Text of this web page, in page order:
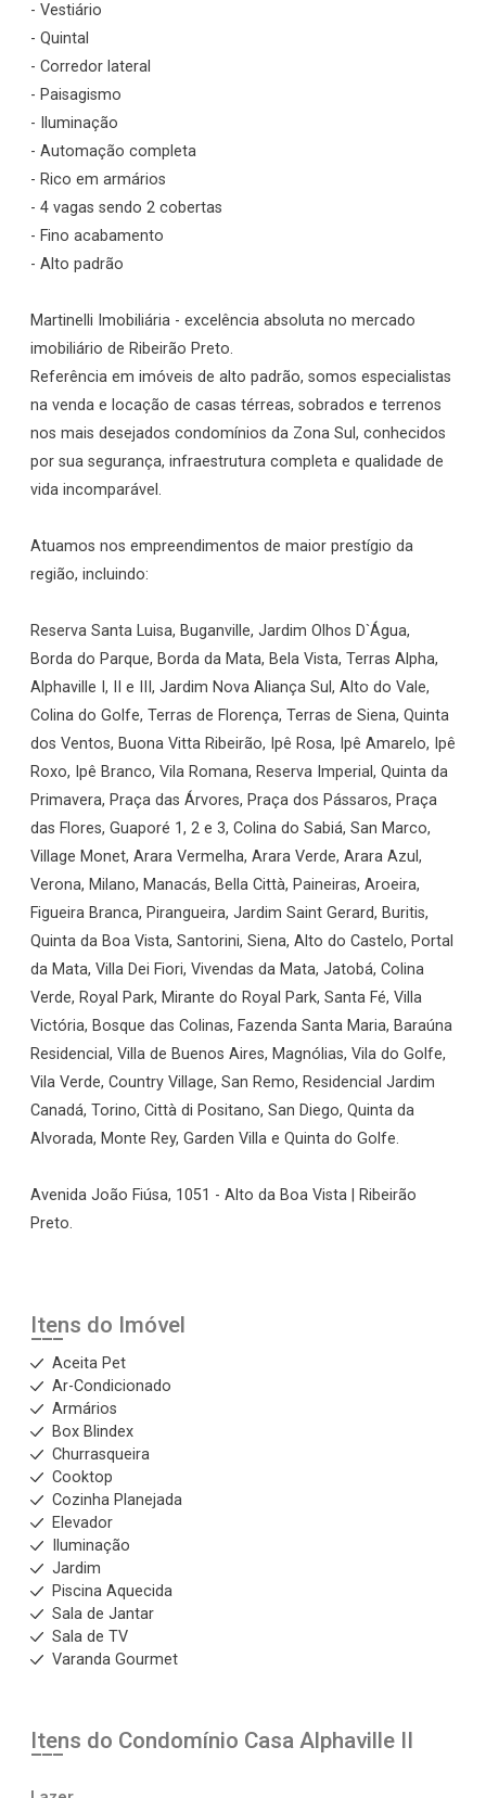
- Vestiário
- Quintal
- Corredor lateral
- Paisagismo
- Iluminação
- Automação completa
- Rico em armários
- 4 vagas sendo 2 cobertas
- Fino acabamento
- Alto padrão
Martinelli Imobiliária - excelência absoluta no mercado
imobiliário de Ribeirão Preto.
Referência em imóveis de alto padrão, somos especialistas
na venda e locação de casas térreas, sobrados e terrenos
nos mais desejados condomínios da Zona Sul, conhecidos
por sua segurança, infraestrutura completa e qualidade de
vida incomparável.
Atuamos nos empreendimentos de maior prestígio da
região, incluindo:
Reserva Santa Luisa, Buganville, Jardim Olhos D`Água,
Borda do Parque, Borda da Mata, Bela Vista, Terras Alpha,
Alphaville I, II e III, Jardim Nova Aliança Sul, Alto do Vale,
Colina do Golfe, Terras de Florença, Terras de Siena, Quinta
dos Ventos, Buona Vitta Ribeirão, Ipê Rosa, Ipê Amarelo, Ipê
Roxo, Ipê Branco, Vila Romana, Reserva Imperial, Quinta da
Primavera, Praça das Árvores, Praça dos Pássaros, Praça
das Flores, Guaporé 1, 2 e 3, Colina do Sabiá, San Marco,
Village Monet, Arara Vermelha, Arara Verde, Arara Azul,
Verona, Milano, Manacás, Bella Città, Paineiras, Aroeira,
Figueira Branca, Pirangueira, Jardim Saint Gerard, Buritis,
Quinta da Boa Vista, Santorini, Siena, Alto do Castelo, Portal
da Mata, Villa Dei Fiori, Vivendas da Mata, Jatobá, Colina
Verde, Royal Park, Mirante do Royal Park, Santa Fé, Villa
Victória, Bosque das Colinas, Fazenda Santa Maria, Baraúna
Residencial, Villa de Buenos Aires, Magnólias, Vila do Golfe,
Vila Verde, Country Village, San Remo, Residencial Jardim
Canadá, Torino, Città di Positano, San Diego, Quinta da
Alvorada, Monte Rey, Garden Villa e Quinta do Golfe.
Avenida João Fiúsa, 1051 - Alto da Boa Vista | Ribeirão
Preto.
Itens do Imóvel
Aceita Pet
Ar-Condicionado
Armários
Box Blindex
Churrasqueira
Cooktop
Cozinha Planejada
Elevador
Iluminação
Jardim
Piscina Aquecida
Sala de Jantar
Sala de TV
Varanda Gourmet
Itens do Condomínio Casa Alphaville II